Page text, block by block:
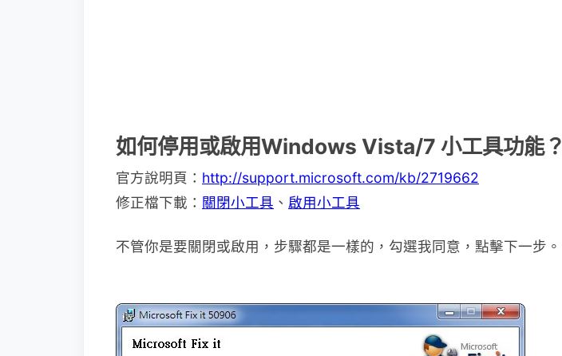
如何停用或啟用Windows Vista/7 小工具功能？
官方說明頁： http://support.microsoft.com/kb/2719662
修正檔下載： 關閉小工具 、 啟用小工具
不管你是要關閉或啟用，步驟都是一樣的，勾選我同意，點擊下一步。